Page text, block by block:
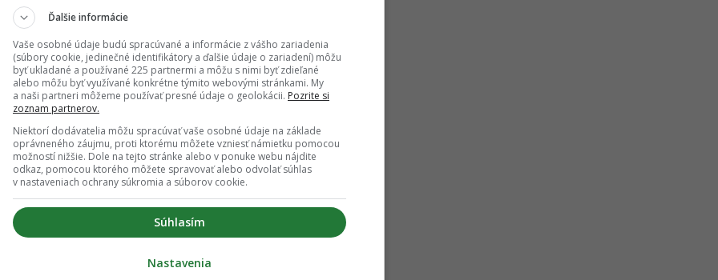
nutkavo. Závislosť je pretrvávanie v správaní,
Humphreys a odvoláva sa na klasickú štúdiu
si elektródami centrum slasti v mozgu.
tak dlho a intenzívne, až zomreli od hladu a
jedla a čistá voda.
vlastnou definíciou:„Je to progresívne
potešenie.“
prácu, priateľov. Postupne však pod
Ďalšie informácie
Vaše osobné údaje budú spracúvané a informácie z vášho zariadenia
(súbory cookie, jedinečné identifikátory a ďalšie údaje o zariadení) môžu
byť ukladané a používané 225 partnermi a môžu s nimi byť zdieľané
alebo môžu byť využívané konkrétne týmito webovými stránkami. My
a naši partneri môžeme používať presné údaje o geolokácii. Pozrite si
zoznam partnerov.
Niektorí dodávatelia môžu spracúvať vaše osobné údaje na základe
oprávneného záujmu, proti ktorému môžete vzniesť námietku pomocou
možností nižšie. Dole na tejto stránke alebo v ponuke webu nájdite
odkaz, pomocou ktorého môžete spravovať alebo odvolať súhlas
v nastaveniach ochrany súkromia a súborov cookie.
Súhlasím
Nastavenia